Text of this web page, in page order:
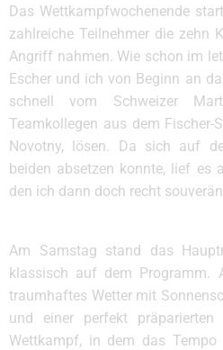
Das Wettkampfwochenende
zahlreiche Teilnehmer die zehn
Angriff nahmen. Wie schon im
Escher und ich von Beginn an
schnell vom Schweizer
Teamkollegen aus dem Fischer-
Novotny, lösen. Da sich auf
beiden absetzen konnte, lief es
den ich dann doch recht
Am Samstag stand das
klassisch auf dem Programm.
traumhaftes Wetter mit
und einer perfekt
Wettkampf, in dem das